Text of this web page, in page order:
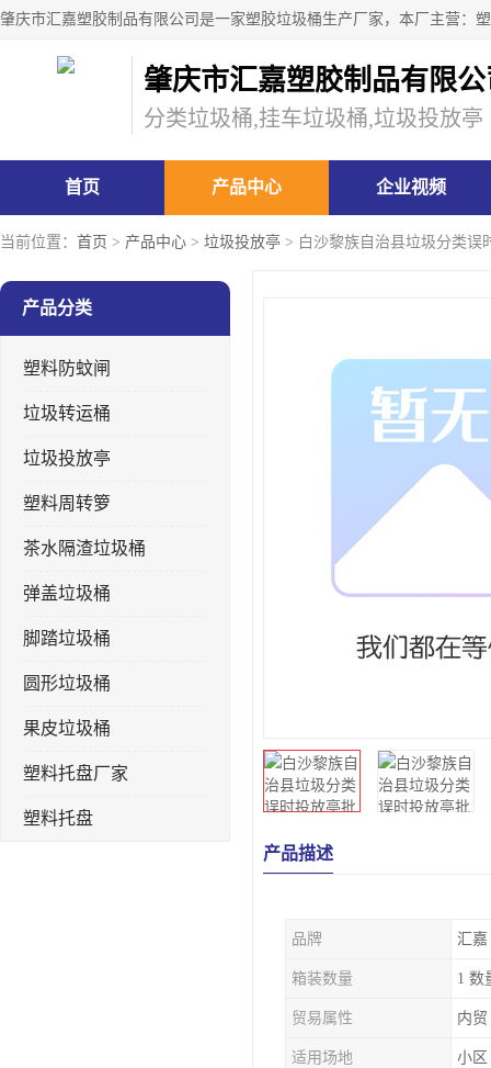
肇庆市汇嘉塑胶制品有限
分类垃圾桶,挂车垃圾桶,垃圾投放亭
首页 产品中心 企业视频
当前位置： 首页 > 产品中心 > 垃圾投放亭 > 白沙黎族自治县垃圾分类误
产品分类
塑料防蚊闸
垃圾转运桶
垃圾投放亭
塑料周转箩
茶水隔渣垃圾桶
弹盖垃圾桶
脚踏垃圾桶
圆形垃圾桶
果皮垃圾桶
塑料托盘厂家
塑料托盘
产品描述
品牌 汇嘉
箱装数量 1 数
贸易属性 内贸
适用场地 小区